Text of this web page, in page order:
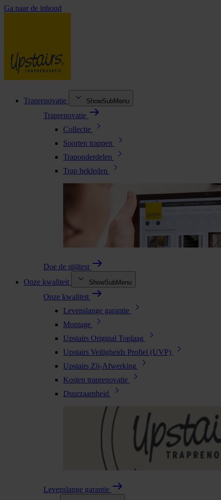
Ga naar de inhoud
Traprenovatie ShowSubMenu
Traprenovatie
Collectie
Soorten trappen
Traponderdelen
Trap bekleden
Doe de stijltest
Onze kwaliteit
ShowSubMenu
Onze kwaliteit
Levenslange garantie
Montage
Upstairs Original Toplaag
Upstairs Veiligheids Profiel (UVP)
Upstairs Zij-Afwerking
Kosten traprenovatie
Duurzaamheid
Levenslange garantie